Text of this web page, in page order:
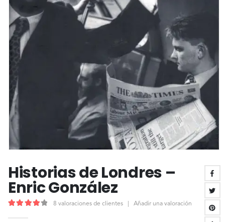
Historias de Londres –
Enric González
8 valoraciones de clientes Añadir una valoración